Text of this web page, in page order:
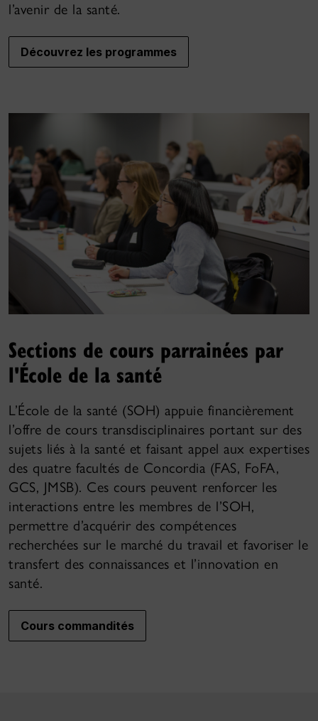
l’avenir de la santé.
Découvrez les programmes
Sections de cours parrainées par
l'École de la santé
L’École de la santé (SOH) appuie financièrement
l’offre de cours transdisciplinaires portant sur des
sujets liés à la santé et faisant appel aux expertises
des quatre facultés de Concordia (FAS, FoFA,
GCS, JMSB). Ces cours peuvent renforcer les
interactions entre les membres de l’SOH,
permettre d’acquérir des compétences
recherchées sur le marché du travail et favoriser le
transfert des connaissances et l’innovation en
santé.
Cours commandités